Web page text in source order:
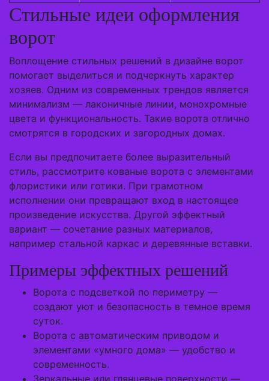
Стильные идеи оформления
ворот
Воплощение стильных решений в дизайне ворот
помогает выделиться и подчеркнуть характер
хозяев. Одним из современных трендов является
минимализм — лаконичные линии, монохромные
цвета и функциональность. Такие ворота отлично
смотрятся в городских и загородных домах.
Если вы предпочитаете более выразительный
стиль, рассмотрите кованые ворота с элементами
флористики или готики. При грамотном
исполнении они превращают вход в настоящее
произведение искусства. Другой эффектный
вариант — сочетание разных материалов,
например стальной каркас и деревянные вставки.
Примеры эффектных решений
Ворота с подсветкой по периметру —
создают уют и безопасность в темное время
суток.
Ворота с автоматическим приводом и
элементами «умного дома» — удобство и
современность.
Зеркальные или глянцевые поверхности —